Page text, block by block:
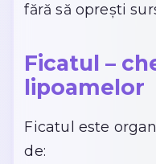
fără să oprești
Ficatul –
lipoamelor
Ficatul este
de: